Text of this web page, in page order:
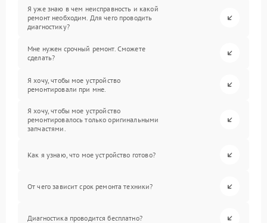
Я уже знаю в чем неисправность и какой
ремонт необходим. Для чего проводить
диагностику?
Мне нужен срочный ремонт. Сможете
сделать?
Я хочу, чтобы мое устройство
ремонтировали при мне.
Я хочу, чтобы мое устройство
ремонтировалось только оригинальными
запчастями.
Как я узнаю, что мое устройство готово?
От чего зависит срок ремонта техники?
Диагностика проводится бесплатно?